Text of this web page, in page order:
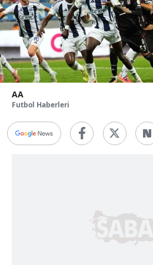
AA
Futbol Haberleri